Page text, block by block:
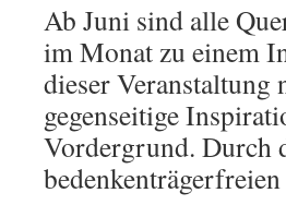
Ab Juni sind alle
im Monat zu einem
dieser Veranstaltung
gegenseitige
Vordergrund. Durch